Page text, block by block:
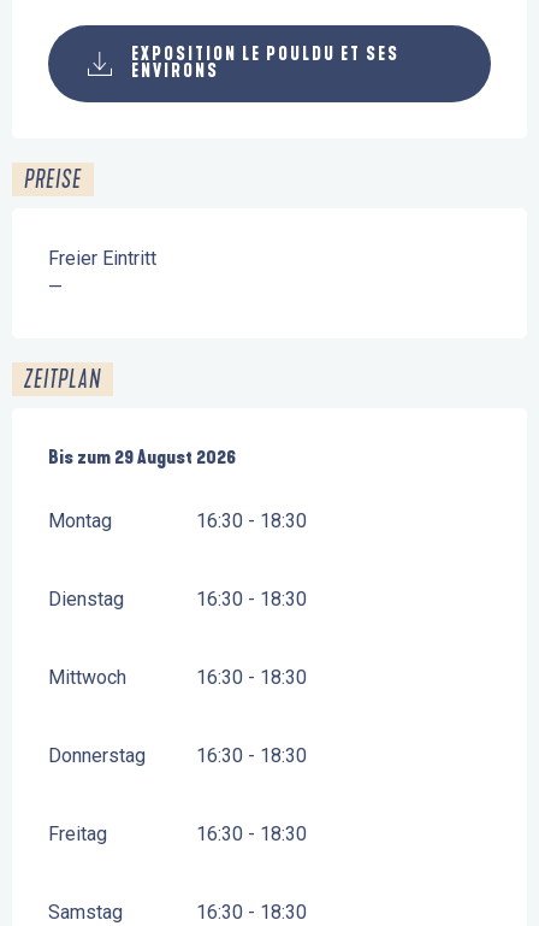
EXPOSITION LE POULDU ET SES
ENVIRONS
PREISE
Freier Eintritt
—
ZEITPLAN
vom6 Juli 2026bis zum29 August 2026
Bis zum 29 August 2026
Montag 16:30 - 18:30
Dienstag 16:30 - 18:30
Mittwoch 16:30 - 18:30
Donnerstag 16:30 - 18:30
Freitag 16:30 - 18:30
Samstag 16:30 - 18:30